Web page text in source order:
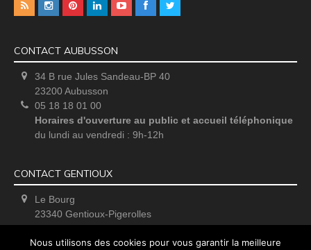
CONTACT AUBUSSON
34 B rue Jules Sandeau-BP 40
23200 Aubusson
05 18 18 01 00
Horaires d'ouverture au public et accueil téléphonique
du lundi au vendredi : 9h-12h
CONTACT GENTIOUX
Le Bourg
23340 Gentioux-Pigerolles
Nous utilisons des cookies pour vous garantir la meilleure